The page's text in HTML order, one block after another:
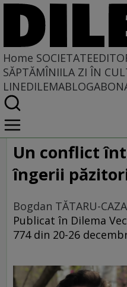
Home SOCIETATE
SĂPTĂMÎNIILA ZI ÎN
LINEDILEMABLOG
Home
Societate
DIN POLUL PLUS
Un conflict
îngerii
Bogdan TĂTARU-
Publicat în Dilema
774 din 20-26